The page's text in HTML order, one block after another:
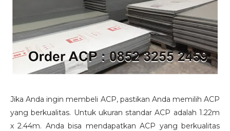
Jika Anda ingin membeli ACP, pastikan Anda memilih ACP
yang berkualitas. Untuk ukuran standar ACP adalah 1.22m
x 2.44m. Anda bisa mendapatkan ACP yang berkualitas